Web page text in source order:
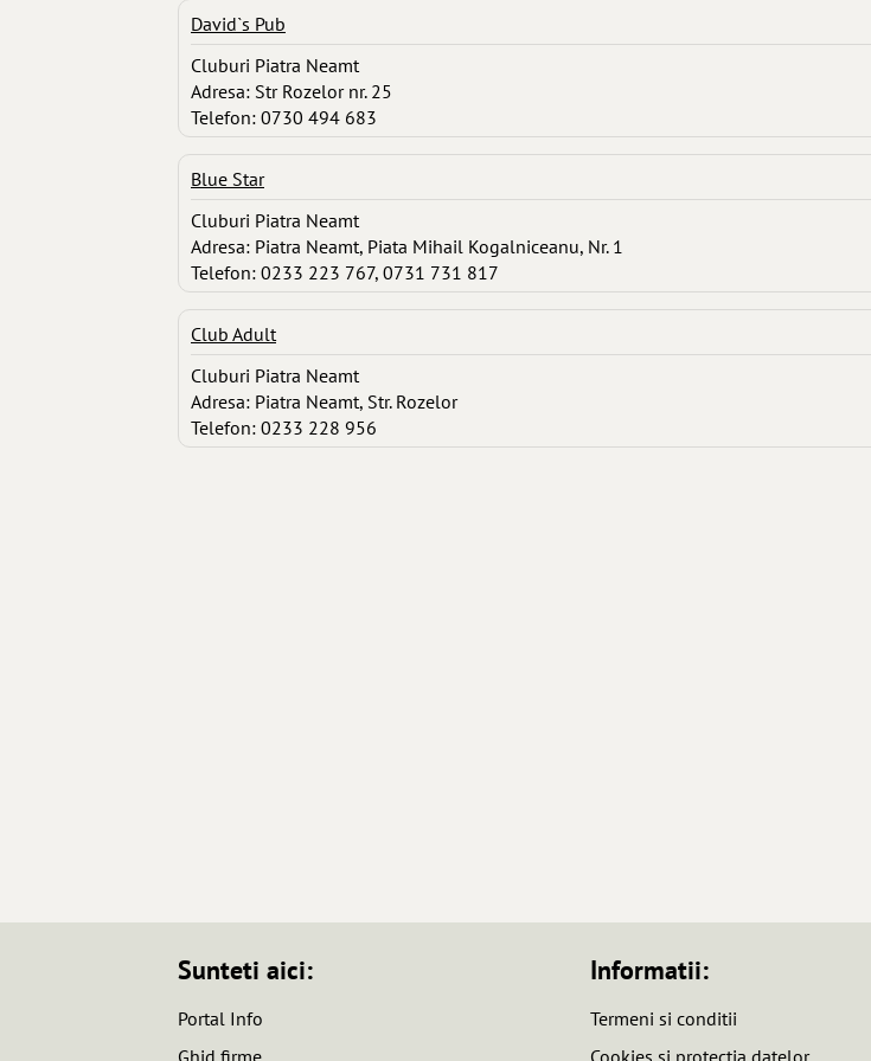
David`s Pub
Cluburi Piatra Neamt
Adresa: Str Rozelor nr. 25
Telefon: 0730 494 683
Blue Star
Cluburi Piatra Neamt
Adresa: Piatra Neamt, Piata Mihail Kogalniceanu, Nr. 1
Telefon: 0233 223 767, 0731 731 817
Club Adult
Cluburi Piatra Neamt
Adresa: Piatra Neamt, Str. Rozelor
Telefon: 0233 228 956
Sunteti aici:
Portal Info
Ghid firme
Informatii:
Termeni si conditii
Cookies si protectia datelor